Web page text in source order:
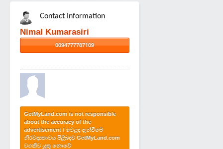
Contact Information
Nimal Kumarasiri
0094777787109
GetMyLand.com is not responsible
about the accuracy of the
advertisement / වෙළඳ දැන්වීමේ
නිරවද්‍යතාවය පිළිබඳව GetMyLand.com
වගකිව යුතු නොවේ